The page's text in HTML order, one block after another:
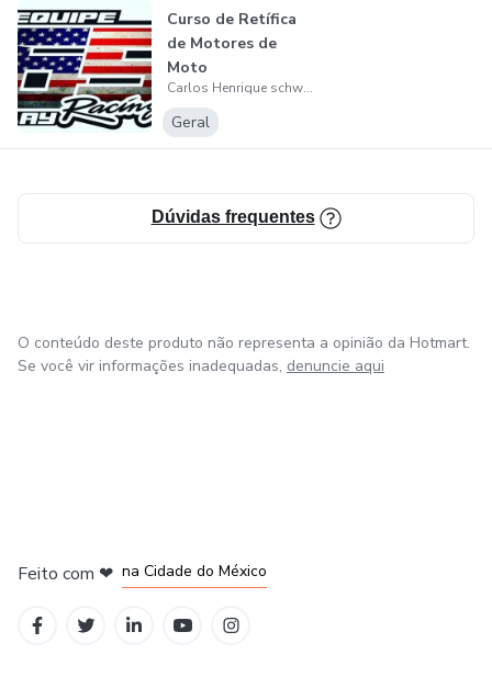
Curso de Retífica
de Motores de
Moto
Carlos Henrique schwertner
Geral
Dúvidas frequentes
O conteúdo deste produto não representa a opinião da Hotmart.
Se você vir informações inadequadas, denuncie aqui
Feito com ❤ na Cidade do México